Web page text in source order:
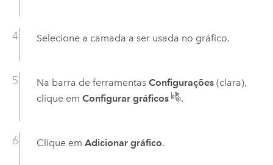
Selecione a camada a ser usada no gráfico.
Na barra de ferramentas Configurações(clara),
clique em Configurar gráficos .
Clique em Adicionar gráfico.